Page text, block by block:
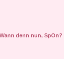
Wann denn nun, SpOn?